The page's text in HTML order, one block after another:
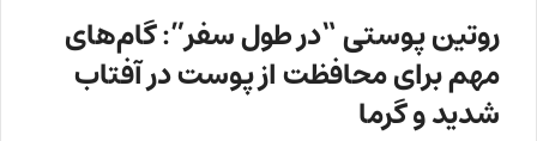
روتین پوستی “در طول سفر”: گام‌های
مهم برای محافظت از پوست در آفتاب
شدید و گرما